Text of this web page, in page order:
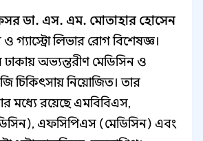
ডা. এস. এম. মোতাহার হোসেন
গ্যাস্ট্রো লিভার রোগ বিশেষজ্ঞ।
ঢাকায় অভ্যন্তরীণ মেডিসিন ও
চিকিৎসায় নিয়োজিত। তার
মধ্যে রয়েছে এমবিবিএস,
এফসিপিএস (মেডিসিন) এবং